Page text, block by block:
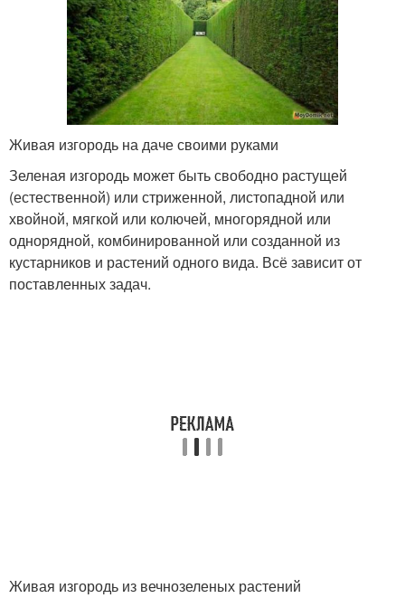
Живая изгородь на даче своими руками
Зеленая изгородь может быть свободно растущей
(естественной) или стриженной, листопадной или
хвойной, мягкой или колючей, многорядной или
однорядной, комбинированной или созданной из
кустарников и растений одного вида. Всё зависит от
поставленных задач.
Живая изгородь из вечнозеленых растений